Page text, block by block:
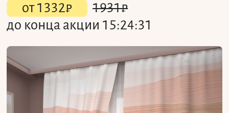
от1332₽ 1931₽
до конца акции 15:24:31